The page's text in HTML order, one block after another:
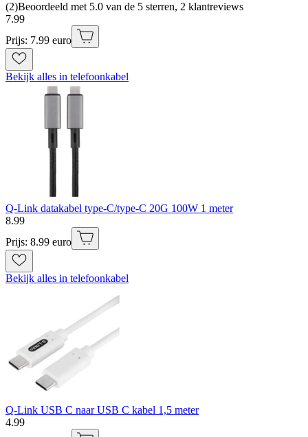
(2)Beoordeeld met 5.0 van de 5 sterren, 2 klantreviews
7.99
Prijs: 7.99 euro
Bekijk alles in telefoonkabel
Q-Link datakabel type-C/type-C 20G 100W 1 meter
8.99
Prijs: 8.99 euro
Bekijk alles in telefoonkabel
Q-Link USB C naar USB C kabel 1,5 meter
4.99